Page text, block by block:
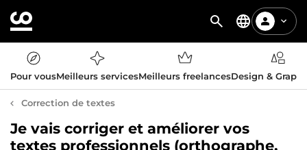
Pour vousMeilleurs servicesMeilleurs freelancesDesign &
Correction de textes
Je vais corriger et améliorer vos
textes professionnels (orthographe,